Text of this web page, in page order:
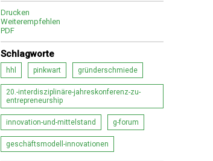
Drucken
Weiterempfehlen
PDF
Schlagworte
hhl pinkwart gründerschmiede
20.-interdisziplinäre-jahreskonferenz-zu-
entrepreneurship
innovation-und-mittelstand g-forum
geschäftsmodell-innovationen